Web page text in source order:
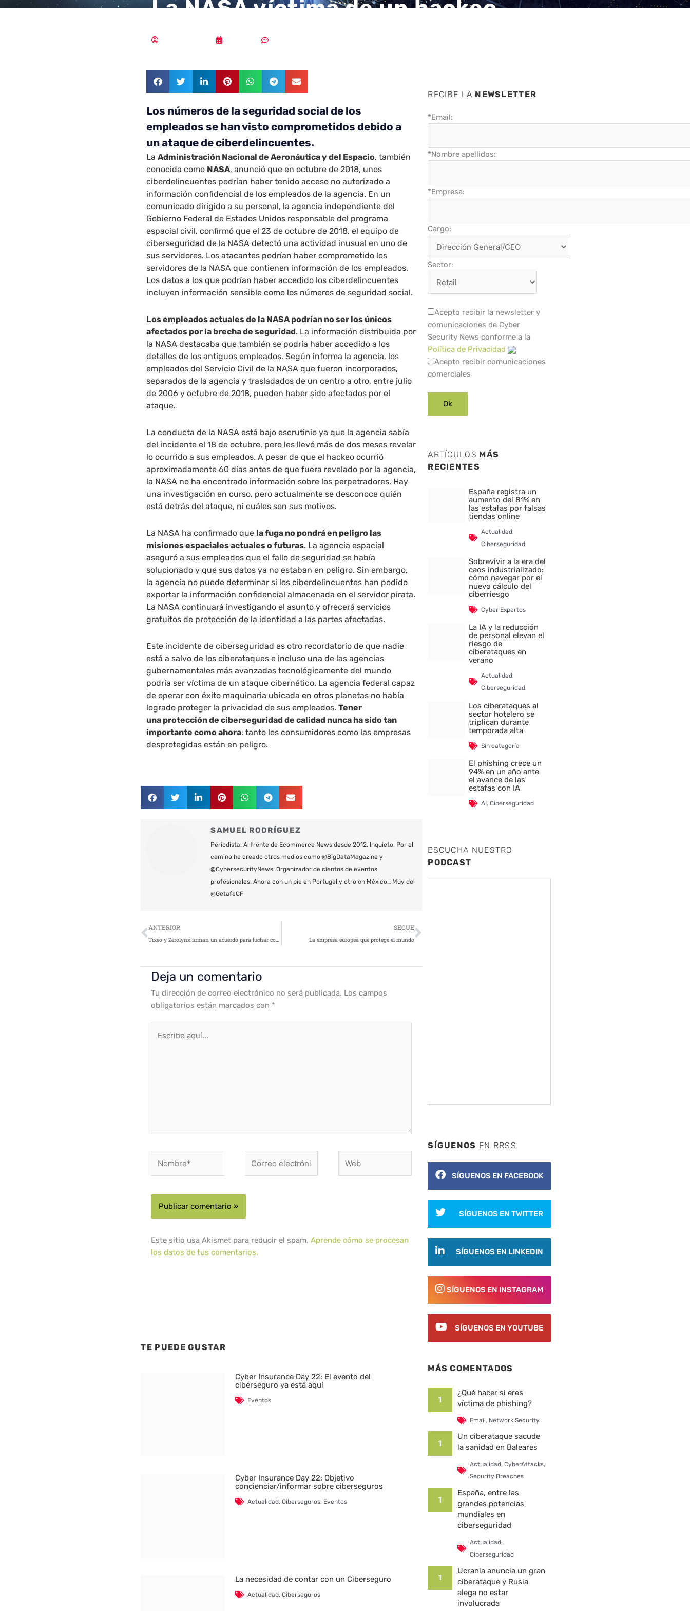
La NASA víctima de un hackeo
Los números de la seguridad social de los
empleados se han visto comprometidos debido a
un ataque de ciberdelincuentes.
LaAdministración Nacional de Aeronáutica y del Espacio, también
conocida como NASA, anunció que en octubre de 2018, unos
ciberdelincuentes podrían haber tenido acceso no autorizado a
información confidencial de los empleados de la agencia. En un
comunicado dirigido a su personal, la agencia independiente del
Gobierno Federal de Estados Unidos responsable del programa
espacial civil, confirmó que el 23 de octubre de 2018, el equipo de
ciberseguridad de la NASA detectó una actividad inusual en uno de
sus servidores. Los atacantes podrían haber comprometido los
servidores de la NASA que contienen información de los empleados.
Los datos a los que podrían haber accedido los ciberdelincuentes
incluyen información sensible como los números de seguridad social.
Los empleados actuales de la NASA podrían no ser los únicos
afectados por la brecha de seguridad. La información distribuida por
la NASA destacaba que también se podría haber accedido a los
detalles de los antiguos empleados. Según informa la agencia, los
empleados del Servicio Civil de la NASA que fueron incorporados,
separados de la agencia y trasladados de un centro a otro, entre julio
de 2006 y octubre de 2018, pueden haber sido afectados por el
ataque.
La conducta de la NASA está bajo escrutinio ya que la agencia sabía
del incidente el 18 de octubre, pero les llevó más de dos meses revelar
lo ocurrido a sus empleados. A pesar de que el hackeo ocurrió
aproximadamente 60 días antes de que fuera revelado por la agencia,
la NASA no ha encontrado información sobre los perpetradores. Hay
una investigación en curso, pero actualmente se desconoce quién
está detrás del ataque, ni cuáles son sus motivos.
La NASA ha confirmado que la fuga no pondrá en peligro las
misiones espaciales actuales o futuras. La agencia espacial
aseguró a sus empleados que el fallo de seguridad se había
solucionado y que sus datos ya no estaban en peligro. Sin embargo,
la agencia no puede determinar si los ciberdelincuentes han podido
exportar la información confidencial almacenada en el servidor pirata.
La NASA continuará investigando el asunto y ofrecerá servicios
gratuitos de protección de la identidad a las partes afectadas.
Este incidente de ciberseguridad es otro recordatorio de que nadie
está a salvo de los ciberataques e incluso una de las agencias
gubernamentales más avanzadas tecnológicamente del mundo
podría ser víctima de un ataque cibernético. La agencia federal capaz
de operar con éxito maquinaria ubicada en otros planetas no había
logrado proteger la privacidad de sus empleados.Tener
una protección de ciberseguridad de calidad nunca ha sido tan
importante como ahora: tanto los consumidores como las empresas
desprotegidas están en peligro.
SAMUEL RODRÍGUEZ
Periodista. Al frente de Ecommerce News desde 2012. Inquieto. Por el
camino he creado otros medios como @BigDataMagazine y
@CybersecurityNews. Organizador de cientos de eventos
profesionales. Ahora con un pie en Portugal y otro en México… Muy del
@GetafeCF
Ant
ANTERIOR
Tixeo y Zerolynx firman un acuerdo para luchar contra el espionaje industrial
SEGUE
La empresa europea que protege el mundo
Siguiente
Deja un comentario
Tu dirección de correo electrónico no será publicada. Los campos
obligatorios están marcados con *
aquí...
electrónico*
Este sitio usa Akismet para reducir el spam.Aprende cómo se procesan
los datos de tus comentarios.
TE PUEDE GUSTAR
Cyber Insurance Day 22: El evento del
ciberseguro ya está aquí
Eventos
Cyber Insurance Day 22: Objetivo
concienciar/informar sobre ciberseguros
Actualidad, Ciberseguros, Eventos
La necesidad de contar con un Ciberseguro
Actualidad, Ciberseguros
RECIBE LA NEWSLETTER
*Email:
*Nombre apellidos:
*Empresa:
Cargo:
Sector:
Acepto recibir la newsletter y
comunicaciones de Cyber
Security News conforme a la
Política de Privacidad
Acepto recibir comunicaciones
comerciales
ARTÍCULOS MÁS
RECIENTES
España registra un
aumento del 81% en
las estafas por falsas
tiendas online
Actualidad,
Ciberseguridad
Sobrevivir a la era del
caos industrializado:
cómo navegar por el
nuevo cálculo del
ciberriesgo
Cyber Expertos
La IA y la reducción
de personal elevan el
riesgo de
ciberataques en
verano
Actualidad,
Ciberseguridad
Los ciberataques al
sector hotelero se
triplican durante
temporada alta
Sin categoría
El phishing crece un
94% en un año ante
el avance de las
estafas con IA
AI,Ciberseguridad
ESCUCHA NUESTRO
PODCAST
SÍGUENOS EN RRSS
SÍGUENOS EN FACEBOOK
SÍGUENOS EN TWITTER
SÍGUENOS EN LINKEDIN
SÍGUENOS EN INSTAGRAM
SÍGUENOS EN YOUTUBE
MÁS COMENTADOS
1
¿Qué hacer si eres
víctima de phishing?
Email, Network Security
1
Un ciberataque sacude
la sanidad en Baleares
Actualidad, CyberAttacks,
Security Breaches
1
España, entre las
grandes potencias
mundiales en
ciberseguridad
Actualidad,
Ciberseguridad
1
Ucrania anuncia un gran
ciberataque y Rusia
alega no estar
involucrada